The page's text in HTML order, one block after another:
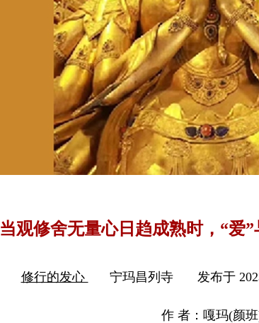
当观修舍无量心日趋成熟时，“爱
修行的发心 宁玛昌列寺 发布于
作 者：嘎玛(颜